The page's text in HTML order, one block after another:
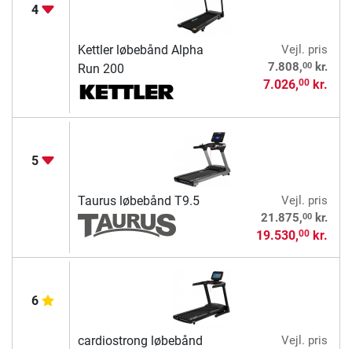
4
Kettler løbebånd Alpha
Run 200
Vejl. pris
7.808,00kr.
7.026,00kr.
5
Taurus løbebånd T9.5
Vejl. pris
21.875,00kr.
19.530,00kr.
6
cardiostrong løbebånd
Vejl. pris